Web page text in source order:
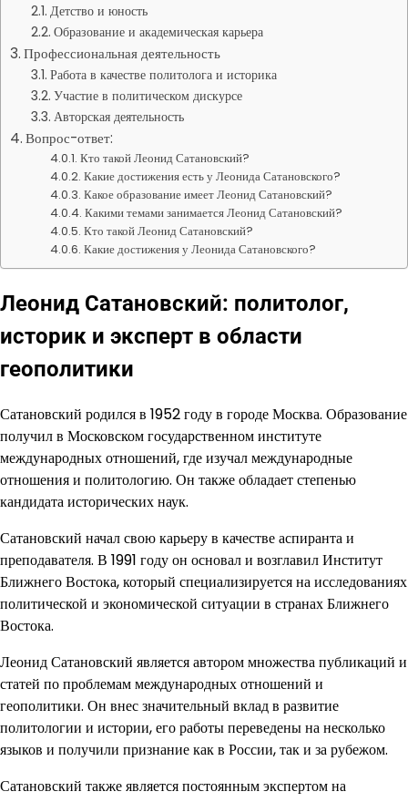
Детство и юность
Образование и академическая карьера
Профессиональная деятельность
Работа в качестве политолога и историка
Участие в политическом дискурсе
Авторская деятельность
Вопрос-ответ:
Кто такой Леонид Сатановский?
Какие достижения есть у Леонида Сатановского?
Какое образование имеет Леонид Сатановский?
Какими темами занимается Леонид Сатановский?
Кто такой Леонид Сатановский?
Какие достижения у Леонида Сатановского?
Леонид Сатановский: политолог,
историк и эксперт в области
геополитики
Сатановский родился в 1952 году в городе Москва. Образование
получил в Московском государственном институте
международных отношений, где изучал международные
отношения и политологию. Он также обладает степенью
кандидата исторических наук.
Сатановский начал свою карьеру в качестве аспиранта и
преподавателя. В 1991 году он основал и возглавил Институт
Ближнего Востока, который специализируется на исследованиях
политической и экономической ситуации в странах Ближнего
Востока.
Леонид Сатановский является автором множества публикаций и
статей по проблемам международных отношений и
геополитики. Он внес значительный вклад в развитие
политологии и истории, его работы переведены на несколько
языков и получили признание как в России, так и за рубежом.
Сатановский также является постоянным экспертом на